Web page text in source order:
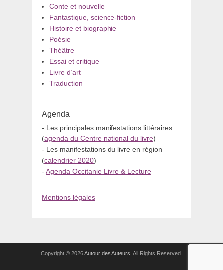
Conte et nouvelle
Fantastique, science-fiction
Histoire et biographie
Poésie
Théâtre
Essai et critique
Livre d’art
Traduction
Agenda
- Les principales manifestations littéraires
(agenda du Centre national du livre)
- Les manifestations du livre en région
(calendrier 2020)
- Agenda Occitanie Livre & Lecture
Mentions légales
Copyright © 2026Autour des Auteurs . All Rights Reserved.